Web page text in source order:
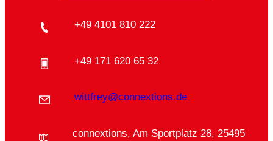
+49 4101 810 222
+49 171 620 65 32
wittfrey@connextions.de
connextions, Am Sportplatz 28, 25495